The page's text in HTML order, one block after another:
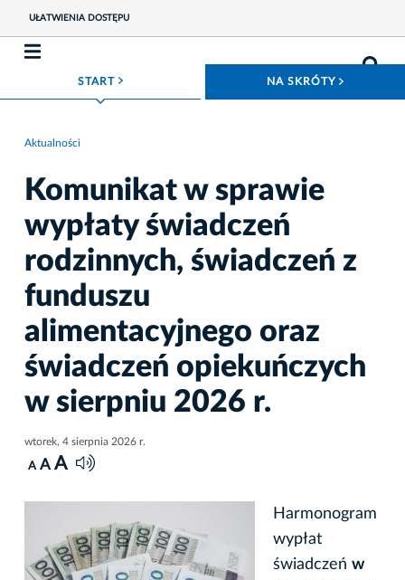
UŁATWIENIA DOSTĘPU
START ROZWIŃ MENU NA SKRÓTY
Aktualności
Komunikat w sprawie
wypłaty świadczeń
rodzinnych, świadczeń z
funduszu
alimentacyjnego oraz
świadczeń opiekuńczych
w sierpniu 2026 r.
wtorek, 4 sierpnia 2026 r.
A A A
Harmonogram
wypłat
świadczeń w